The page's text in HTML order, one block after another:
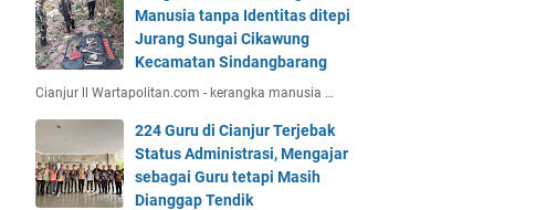
Manusia tanpa Identitas ditepi
Jurang Sungai Cikawung
Kecamatan Sindangbarang
Cianjur ll Wartapolitan.com - kerangka manusia …
224 Guru di Cianjur Terjebak
Status Administrasi, Mengajar
sebagai Guru tetapi Masih
Dianggap Tendik